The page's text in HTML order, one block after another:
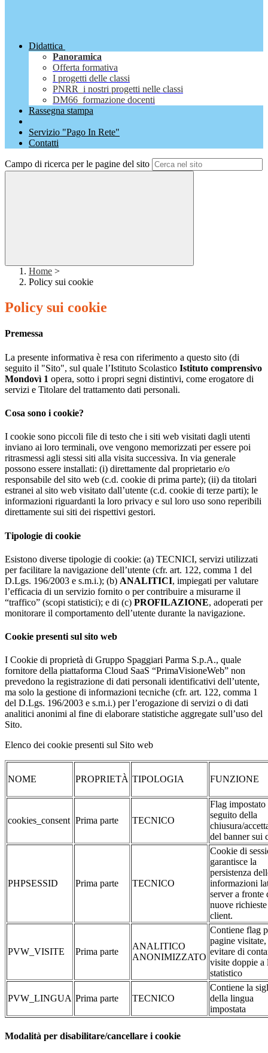
Didattica
Panoramica
Offerta formativa
I progetti delle classi
PNRR_i nostri progetti nelle classi
DM66_formazione docenti
Rassegna stampa
Servizio "Pago In Rete"
Contatti
Campo di ricerca per le pagine del sito
Home >
Policy sui cookie
Policy sui cookie
Premessa
La presente informativa è resa con riferimento a questo sito (di
seguito il "Sito", sul quale l’Istituto Scolastico Istituto comprensivo
Mondovì 1 opera, sotto i propri segni distintivi, come erogatore di
servizi e Titolare del trattamento dati personali.
Cosa sono i cookie?
I cookie sono piccoli file di testo che i siti web visitati dagli utenti
inviano ai loro terminali, ove vengono memorizzati per essere poi
ritrasmessi agli stessi siti alla visita successiva. In via generale
possono essere installati: (i) direttamente dal proprietario e/o
responsabile del sito web (c.d. cookie di prima parte); (ii) da titolari
estranei al sito web visitato dall’utente (c.d. cookie di terze parti); le
informazioni riguardanti la loro privacy e sul loro uso sono reperibili
direttamente sui siti dei rispettivi gestori.
Tipologie di cookie
Esistono diverse tipologie di cookie: (a) TECNICI, servizi utilizzati
per facilitare la navigazione dell’utente (cfr. art. 122, comma 1 del
D.Lgs. 196/2003 e s.m.i.); (b) ANALITICI, impiegati per valutare
l’efficacia di un servizio fornito o per contribuire a misurarne il
“traffico” (scopi statistici); e di (c) PROFILAZIONE, adoperati per
monitorare il comportamento dell’utente durante la navigazione.
Cookie presenti sul sito web
I Cookie di proprietà di Gruppo Spaggiari Parma S.p.A., quale
fornitore della piattaforma Cloud SaaS “PrimaVisioneWeb” non
prevedono la registrazione di dati personali identificativi dell’utente,
ma solo la gestione di informazioni tecniche (cfr. art. 122, comma 1
del D.Lgs. 196/2003 e s.m.i.) per l’erogazione di servizi o di dati
analitici anonimi al fine di elaborare statistiche aggregate sull’uso del
Sito.
Elenco dei cookie presenti sul Sito web
NOME PROPRIETÀ TIPOLOGIA FUNZIONE
cookies_consent Prima parte TECNICO
Flag impostato
seguito della
chiusura/
del banner sui
PHPSESSID Prima parte TECNICO
Cookie di
garantisce la
persistenza
informazioni
server a fronte
nuove
client.
PVW_VISITE Prima parte
ANALITICO
ANONIMIZZATO
Contiene flag
pagine visitate,
evitare di
visite doppie a
statistico
PVW_LINGUA Prima parte TECNICO
Contiene la
della lingua
impostata
Modalità per disabilitare/cancellare i cookie